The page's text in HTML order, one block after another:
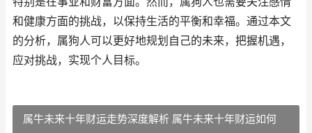
和健康方面的挑战，以保持生活的平衡和幸福。通过本文
的分析，属狗人可以更好地规划自己的未来，把握机遇，
应对挑战，实现个人目标。
属牛未来十年财运走势深度解析 属牛未来十年财运如何